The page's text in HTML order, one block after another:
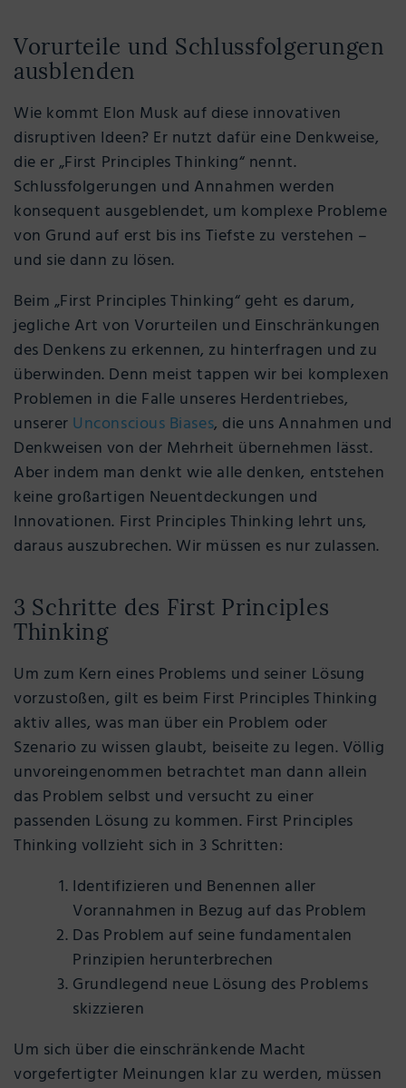
Vorurteile und Schlussfolgerungen
ausblenden
Wie kommt Elon Musk auf diese innovativen
disruptiven Ideen? Er nutzt dafür eine Denkweise,
die er „First Principles Thinking“ nennt.
Schlussfolgerungen und Annahmen werden
konsequent ausgeblendet, um komplexe Probleme
von Grund auf erst bis ins Tiefste zu verstehen –
und sie dann zu lösen.
Beim „First Principles Thinking“ geht es darum,
jegliche Art von Vorurteilen und Einschränkungen
des Denkens zu erkennen, zu hinterfragen und zu
überwinden. Denn meist tappen wir bei komplexen
Problemen in die Falle unseres Herdentriebes,
unserer Unconscious Biases, die uns Annahmen und
Denkweisen von der Mehrheit übernehmen lässt.
Aber indem man denkt wie alle denken, entstehen
keine großartigen Neuentdeckungen und
Innovationen. First Principles Thinking lehrt uns,
daraus auszubrechen. Wir müssen es nur zulassen.
3 Schritte des First Principles
Thinking
Um zum Kern eines Problems und seiner Lösung
vorzustoßen, gilt es beim First Principles Thinking
aktiv alles, was man über ein Problem oder
Szenario zu wissen glaubt, beiseite zu legen. Völlig
unvoreingenommen betrachtet man dann allein
das Problem selbst und versucht zu einer
passenden Lösung zu kommen. First Principles
Thinking vollzieht sich in 3 Schritten:
Identifizieren und Benennen aller
Vorannahmen in Bezug auf das Problem
Das Problem auf seine fundamentalen
Prinzipien herunterbrechen
Grundlegend neue Lösung des Problems
skizzieren
Um sich über die einschränkende Macht
vorgefertigter Meinungen klar zu werden, müssen